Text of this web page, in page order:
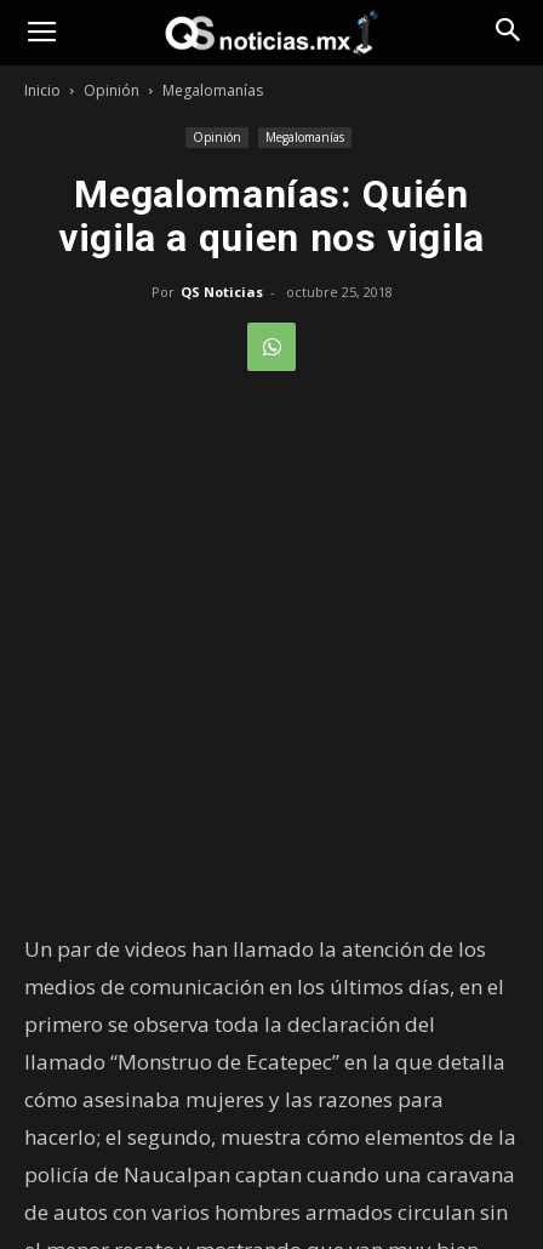
Inicio Opinión Megalomanías
Opinión Megalomanías
Megalomanías: Quién
vigila a quien nos vigila
Por QS Noticias - octubre 25, 2018
Un par de videos han llamado la atención de los
medios de comunicación en los últimos días, en el
primero se observa toda la declaración del
llamado “Monstruo de Ecatepec” en la que detalla
cómo asesinaba mujeres y las razones para
hacerlo; el segundo, muestra cómo elementos de la
policía de Naucalpan captan cuando una caravana
de autos con varios hombres armados circulan sin